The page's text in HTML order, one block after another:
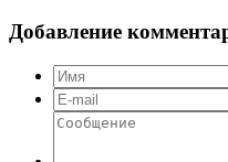
Добавление